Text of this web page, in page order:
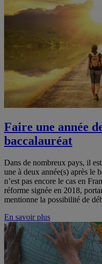
Faire une année
baccalauréat
Dans de nombreux pays, il
une à deux année(s) après le
n’est pas encore le cas en
réforme signée en 2018,
mentionne la possibilité de
En savoir plus